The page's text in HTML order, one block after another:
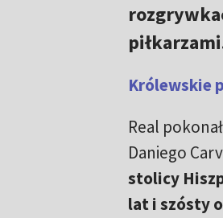
Królewskie
Real
Daniego
stolicy
lat i szósty